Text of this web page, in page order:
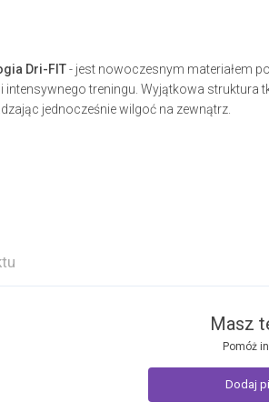
Dri-FIT- jest nowoczesnym materiałem
i intensywnego treningu. Wyjątkowa struktura
jednocześnie wilgoć na zewnątrz.
Masz
Pomóż
Dodaj